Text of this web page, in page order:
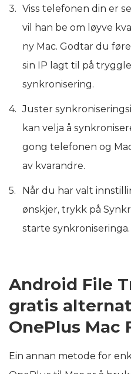
Viss telefonen din er
vil han be om løyve
ny Mac. Godtar du
sin IP lagt til på
synkronisering.
Juster
kan velja å
gong telefonen og
av kvarandre.
Når du har valt
ønskjer, trykk på
starte synkroniseringa.
Android File
gratis
OnePlus Mac
Ein annan metode for